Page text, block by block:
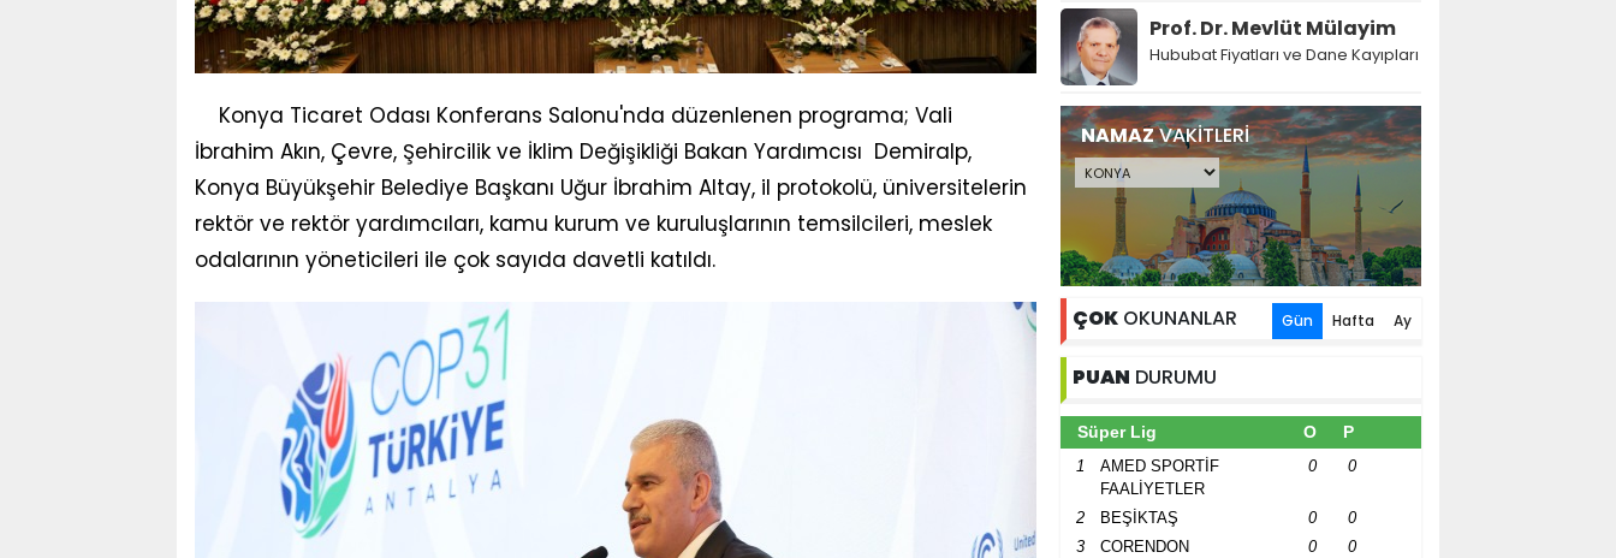
Konya Ticaret Odası Konferans Salonu'nda düzenlenen programa; Vali
İbrahim Akın, Çevre, Şehircilik ve İklim Değişikliği Bakan Yardımcısı Demiralp,
Konya Büyükşehir Belediye Başkanı Uğur İbrahim Altay, il protokolü, üniversitelerin
rektör ve rektör yardımcıları, kamu kurum ve kuruluşlarının temsilcileri, meslek
odalarının yöneticileri ile çok sayıda davetli katıldı.
Prof. Dr. Mevlüt Mülayim
Hububat Fiyatları ve Dane Kayıpları
NAMAZVAKİTLERİ
ÇOK OKUNANLAR Gün Hafta Ay
PUAN DURUMU
Süper Lig O P
1
AMED SPORTİF
FAALİYETLER
0 0
2 BEŞİKTAŞ 0
0
3
CORENDON
0 0